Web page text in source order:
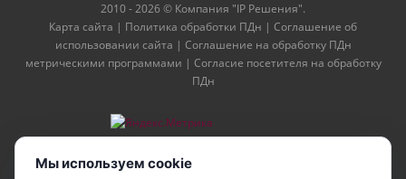
2010 - 2026 © Компания "IP Решения".
Карта сайта | Политика обработки ПДн | Соглашение об
использовании сайта | Соглашение на обработку ПДн
метрическими программами | Согласие посетителя на обработку
ПДн
Мы используем cookie